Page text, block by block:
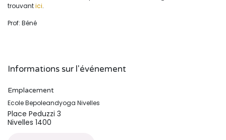
trouvantici.
Prof: Béné
Informations sur l'événement
Emplacement
Ecole Bepoleandyoga Nivelles
Place Peduzzi 3
Nivelles 1400